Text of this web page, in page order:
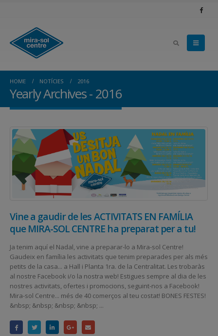
HOME NOTÍCIES 2016
Yearly Archives - 2016
Vine a gaudir de les ACTIVITATS EN FAMÍLIA
que MIRA-SOL CENTRE ha preparat per a tu!
Ja tenim aquí el Nadal, vine a preparar-lo a Mira-sol Centre!
Gaudeix en família les activitats que tenim preparades per als més
petits de la casa... a Hall i Planta 1ra. de la Centralitat. Les trobaràs
al nostre Facebook i/o la nostra web! Estigues sempre al dia de les
nostres activitats, ofertes i promocions, seguint-nos a Facebook!
Mira-sol Centre... més de 40 comerços al teu costat! BONES FESTES!
&nbsp; &nbsp; &nbsp; &nbsp; ...